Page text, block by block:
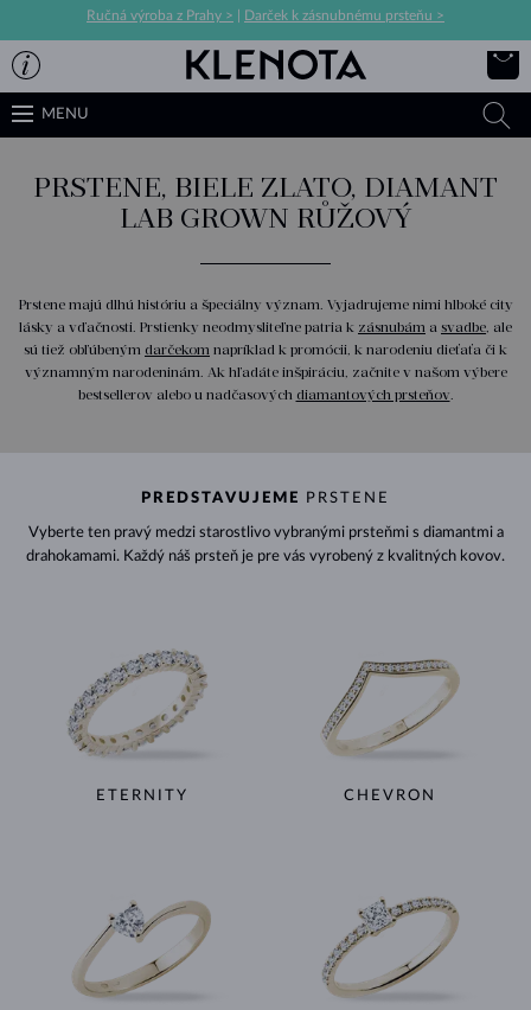
Ručná výroba z Prahy > Darček k zásnubnému prsteňu >
MENU
PRSTENE, BIELE ZLATO, DIAMANT
LAB GROWN RŮŽOVÝ
Prstene majú dlhú históriu a špeciálny význam. Vyjadrujeme nimi hlboké city
lásky a vďačnosti. Prstienky neodmysliteľne patria k zásnubám a svadbe, ale
sú tiež obľúbeným darčekom napríklad k promócii, k narodeniu dieťaťa či k
významným narodeninám. Ak hľadáte inšpiráciu, začnite v našom výbere
bestsellerov alebo u nadčasových diamantových prsteňov.
PREDSTAVUJEME PRSTENE
Vyberte ten pravý medzi starostlivo vybranými prsteňmi s diamantmi a
drahokamami. Každý náš prsteň je pre vás vyrobený z kvalitných kovov.
ETERNITY CHEVRON